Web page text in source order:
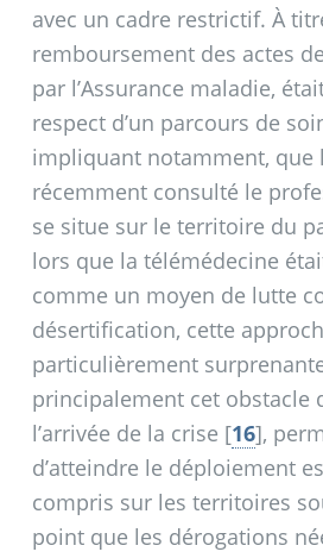
avec un cadre restrictif. À
remboursement des actes
par l’Assurance maladie,
respect d’un parcours de
impliquant notamment, que
récemment consulté le
se situe sur le territoire du
lors que la télémédecine
comme un moyen de lutte
désertification, cette
particulièrement
principalement cet obstacle
l’arrivée de la crise [16],
d’atteindre le déploiement
compris sur les territoires
point que les dérogations